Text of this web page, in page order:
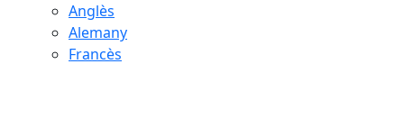
Anglès
Alemany
Francès